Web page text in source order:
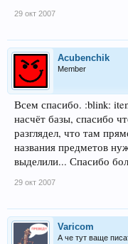
29 окт 2007
Acubenchik
Member
Всем спасибо. :blink:
насчёт базы, спасибо
разглядел, что там
названия предметов
выделили... Спасибо
29 окт 2007
Varicom
А че тут ваще